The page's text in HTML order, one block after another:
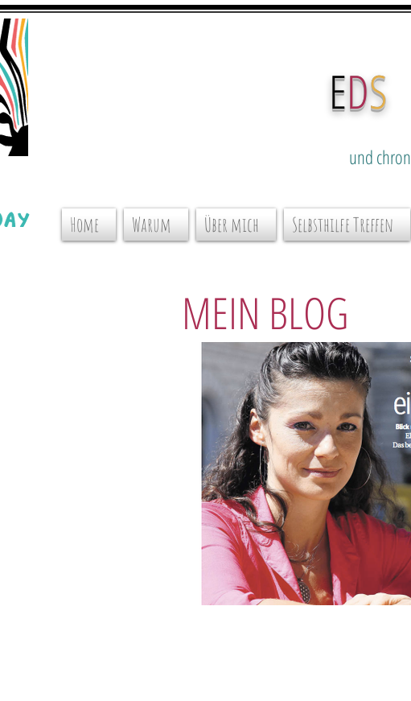
EDS
und chron
MEIN BLOG
Home Warum Über mich Selbsthilfe Treffen